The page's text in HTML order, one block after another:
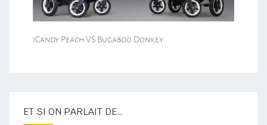
iCandy Peach VS Bugaboo Donkey
ET SI ON PARLAIT DE…